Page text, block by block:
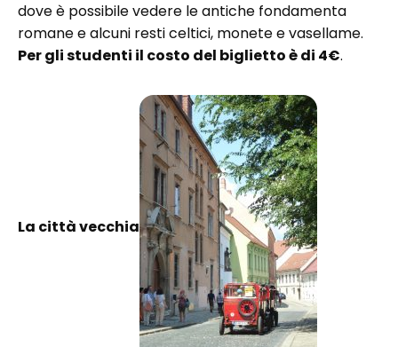
dove è possibile vedere le antiche fondamenta
romane e alcuni resti celtici, monete e vasellame.
Per gli studenti il costo del biglietto è di 4€.
La città vecchia